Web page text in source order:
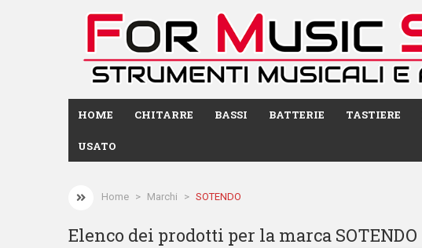
HOME CHITARRE BASSI BATTERIE TASTIERE
USATO
Home Marchi SOTENDO
Elenco dei prodotti per la marca SOTENDO